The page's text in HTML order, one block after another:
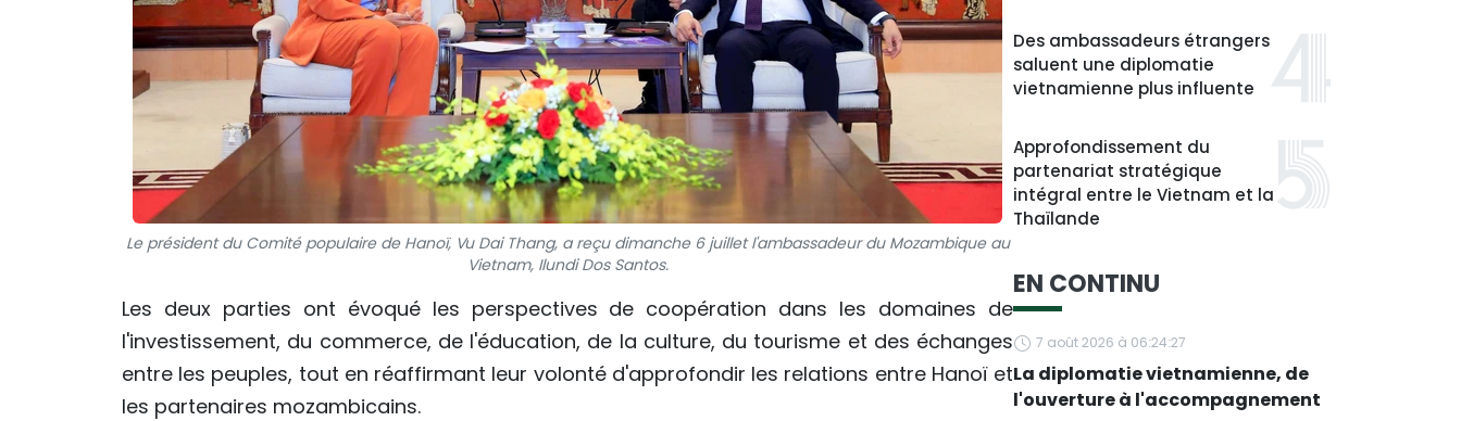
Le président du Comité populaire de Hanoï, Vu Dai Thang, a reçu dimanche 6 juillet l'ambassadeur du Mozambique au
Vietnam, Ilundi Dos Santos.
Les deux parties ont évoqué les perspectives de coopération dans les domaines de
l'investissement, du commerce, de l'éducation, de la culture, du tourisme et des échanges
entre les peuples, tout en réaffirmant leur volonté d'approfondir les relations entre Hanoï et
les partenaires mozambicains.
Des ambassadeurs étrangers
saluent une diplomatie
vietnamienne plus influente
Approfondissement du
partenariat stratégique
intégral entre le Vietnam et la
Thaïlande
EN CONTINU
7 août 2026 à 06:24:27
La diplomatie vietnamienne, de
l'ouverture à l'accompagnement